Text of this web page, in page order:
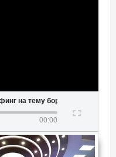
с терроризмом
00:00